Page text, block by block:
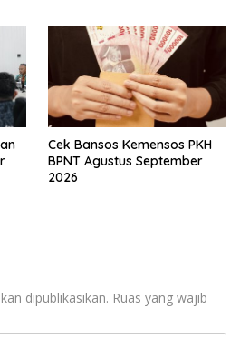
Cek Bansos Kemensos PKH
BPNT Agustus September
2026
dipublikasikan. Ruas yang wajib